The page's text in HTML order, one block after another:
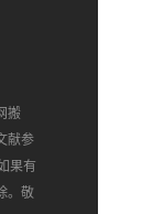
搬
献参
果有
。敬